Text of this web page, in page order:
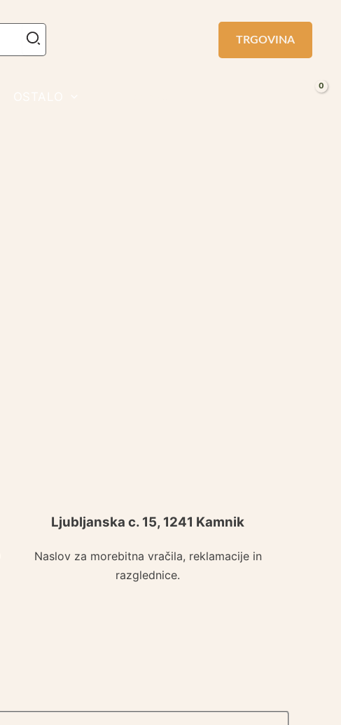
TRGOVINA
Ljubljanska c. 15, 1241 Kamnik
Naslov za morebitna vračila, reklamacije in
razglednice.